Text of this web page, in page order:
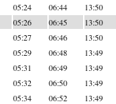
05:24 06:44 13:50
05:26 06:45 13:50
05:27 06:46 13:50
05:29 06:48 13:49
05:31 06:49 13:49
05:32 06:50 13:49
05:34 06:52 13:49